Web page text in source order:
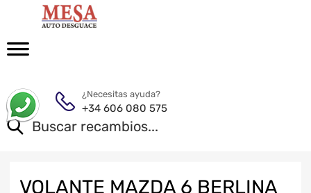
¿Necesitas ayuda?
+34 606 080 575
VOLANTE MAZDA 6 BERLINA